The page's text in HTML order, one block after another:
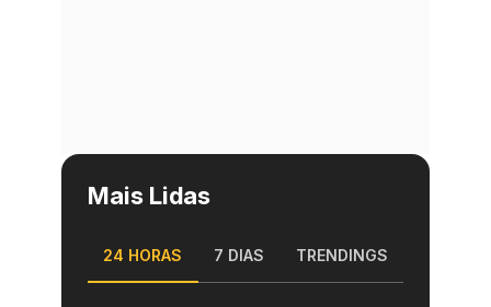
Mais Lidas
24 HORAS 7 DIAS TRENDINGS